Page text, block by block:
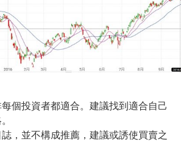
個投資者都適合。建議找到適合自己
，並不構成推薦，建議或誘使買賣之